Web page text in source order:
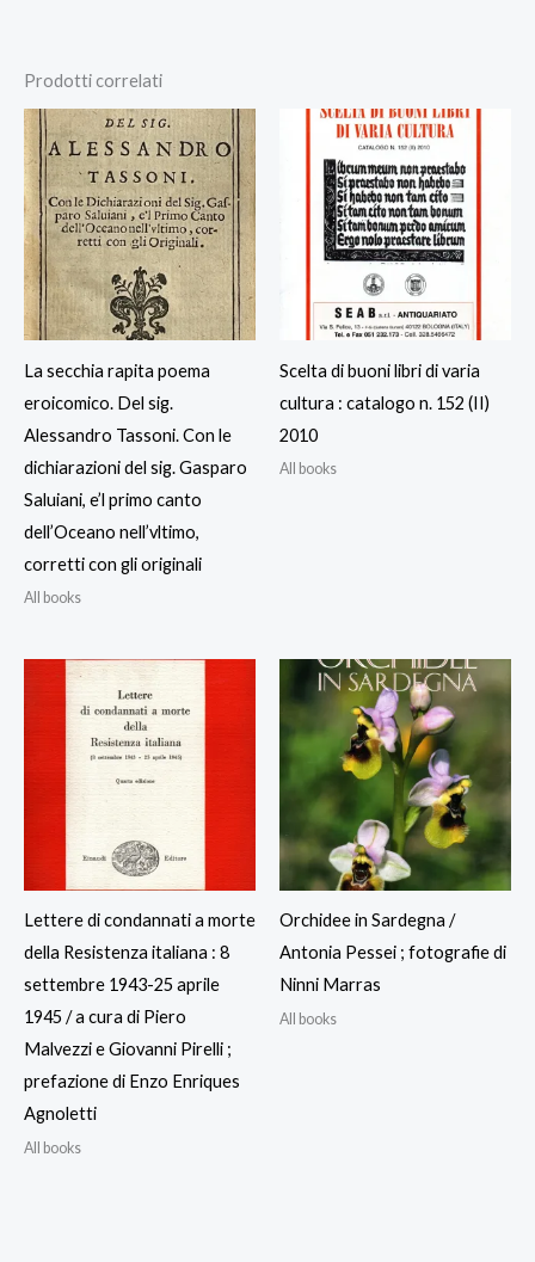
Prodotti correlati
La secchia rapita poema
eroicomico. Del sig.
Alessandro Tassoni. Con le
dichiarazioni del sig. Gasparo
Saluiani, e’l primo canto
dell’Oceano nell’vltimo,
corretti con gli originali
All books
Scelta di buoni libri di varia
cultura : catalogo n. 152 (II)
2010
All books
Lettere di condannati a morte
della Resistenza italiana : 8
settembre 1943-25 aprile
1945 / a cura di Piero
Malvezzi e Giovanni Pirelli ;
prefazione di Enzo Enriques
Agnoletti
All books
Orchidee in Sardegna /
Antonia Pessei ; fotografie di
Ninni Marras
All books